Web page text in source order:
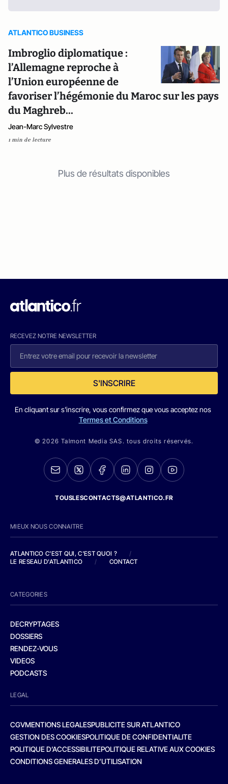
ATLANTICO BUSINESS
Imbroglio diplomatique :
l’Allemagne reproche à
l’Union européenne de
favoriser l’hégémonie du Maroc sur les pays
du Maghreb...
Jean-Marc Sylvestre
1 min de lecture
Plus de résultats disponibles
RECEVEZ NOTRE NEWSLETTER
S'INSCRIRE
En cliquant sur s'inscrire, vous confirmez que vous acceptez nos
Termes et Conditions
© 2026 Talmont Media SAS. tous droits réservés.
TOUSLESCONTACTS@ATLANTICO.FR
MIEUX NOUS CONNAITRE
ATLANTICO C'EST QUI, C'EST QUOI ?
/
LE RESEAU D'ATLANTICO
/ CONTACT
CATEGORIES
DECRYPTAGES
DOSSIERS
RENDEZ-VOUS
VIDEOS
PODCASTS
LEGAL
CGVMENTIONS LEGALESPUBLICITE SUR ATLANTICO
GESTION DES COOKIESPOLITIQUE DE CONFIDENTIALITE
POLITIQUE D’ACCESSIBILITEPOLITIQUE RELATIVE AUX COOKIES
CONDITIONS GENERALES D’UTILISATION